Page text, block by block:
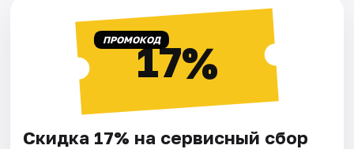
ПРОМОКОД17%
Скидка 17% на сервисный сбор